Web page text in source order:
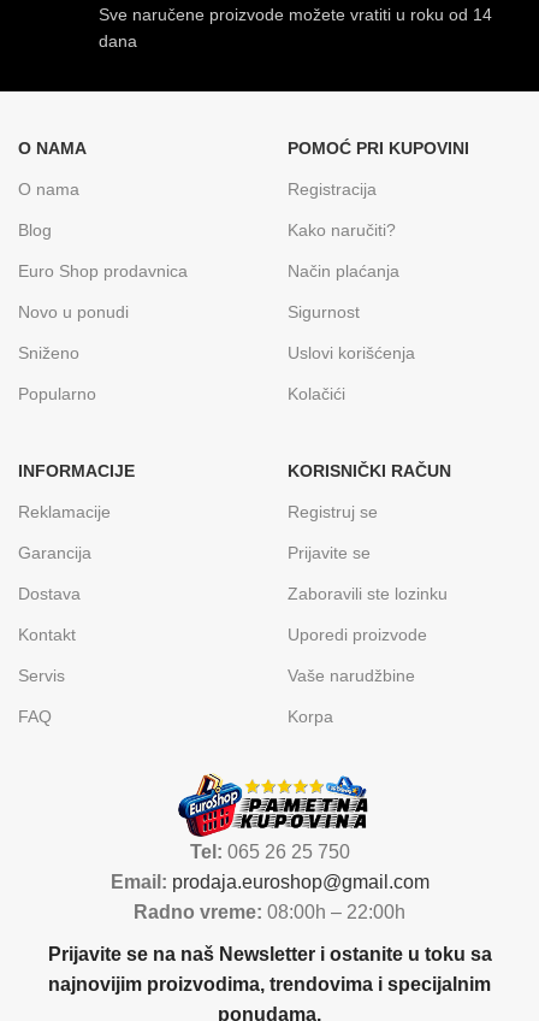
Sve naručene proizvode možete vratiti u roku od 14
dana
O NAMA
O nama
Blog
Euro Shop prodavnica
Novo u ponudi
Sniženo
Popularno
POMOĆ PRI KUPOVINI
Registracija
Kako naručiti?
Način plaćanja
Sigurnost
Uslovi korišćenja
Kolačići
INFORMACIJE
Reklamacije
Garancija
Dostava
Kontakt
Servis
FAQ
KORISNIČKI RAČUN
Registruj se
Prijavite se
Zaboravili ste lozinku
Uporedi proizvode
Vaše narudžbine
Korpa
Tel: 065 26 25 750
Email: prodaja.euroshop@gmail.com
Radno vreme: 08:00h – 22:00h
Prijavite se na naš Newsletter i ostanite u toku sa
najnovijim proizvodima, trendovima i specijalnim
ponudama.